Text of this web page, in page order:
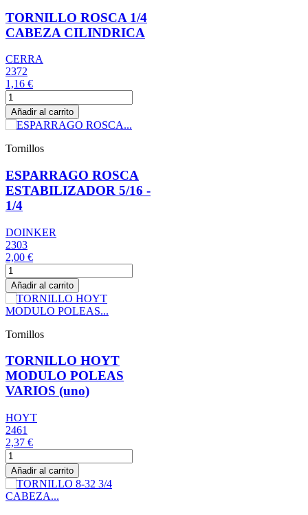
TORNILLO ROSCA 1/4
CABEZA CILINDRICA
CERRA
2372
1,16 €
Añadir al carrito
Tornillos
ESPARRAGO ROSCA
ESTABILIZADOR 5/16 -
1/4
DOINKER
2303
2,00 €
Añadir al carrito
Tornillos
TORNILLO HOYT
MODULO POLEAS
VARIOS (uno)
HOYT
2461
2,37 €
Añadir al carrito